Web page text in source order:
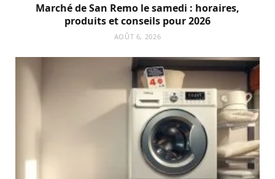
Marché de San Remo le samedi : horaires,
produits et conseils pour 2026
AOÛT 6, 2026